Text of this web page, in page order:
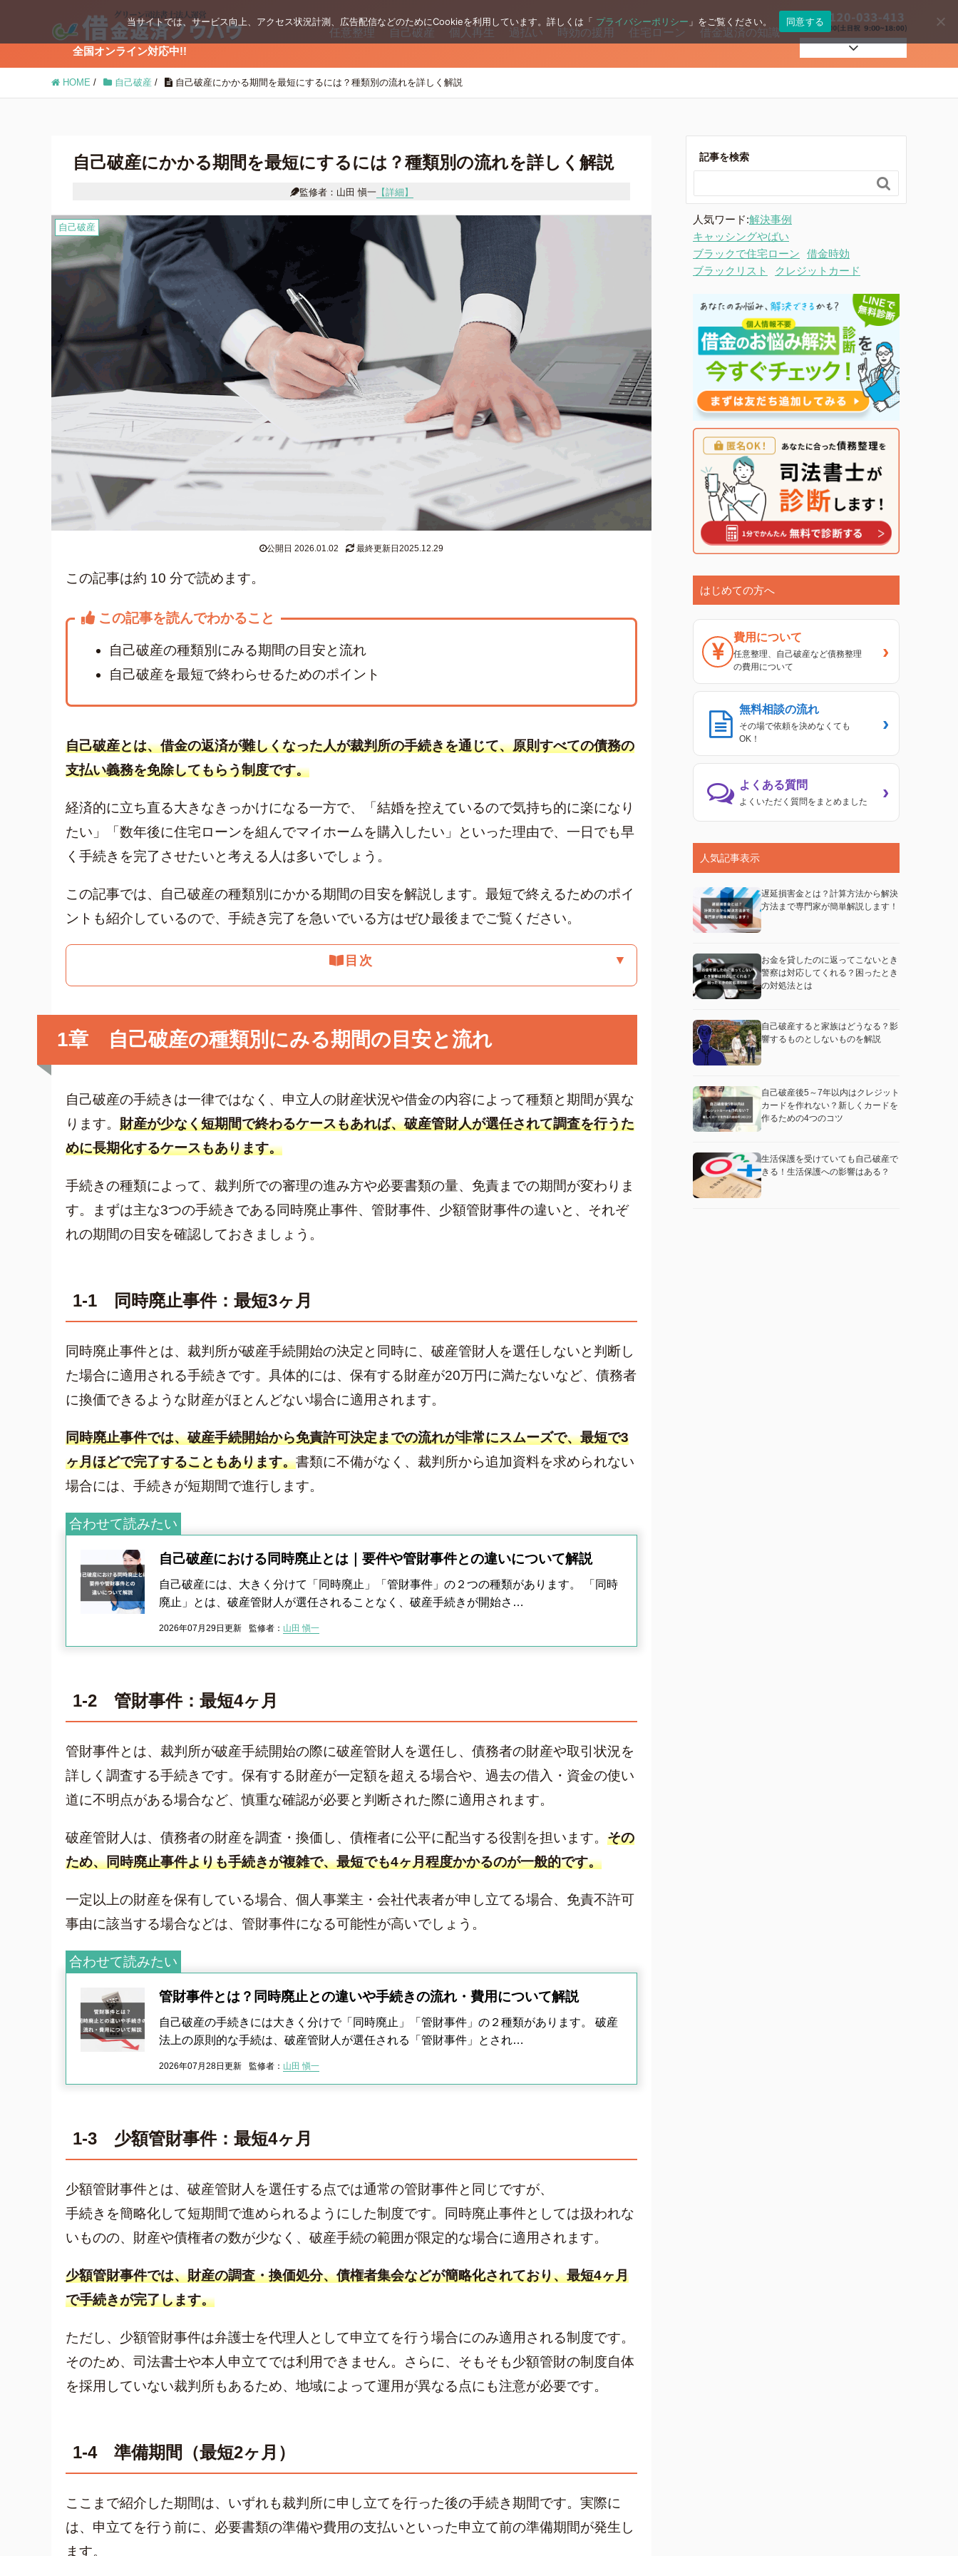
全国オンライン対応中!!
任意整理 自己破産 個人再生 過払い 時効の援用 住宅ローン 借金返済の知識
ブログコンテンツ
個人再生 過払い
時効の援用 住宅ローン
借金返済の知識
キャッシングやばい
グリーン司法書士法人のご紹介
借金返済の専門スタッフ紹介
費用について
よくあるご質問
借金返済の相談はコチラ
HOME / 自己破産 / 自己破産にかかる期間を最短にするには？種類別の流れを詳しく解説
自己破産にかかる期間を最短にするには？種類別の流れを詳しく解説
監修者：山田 愼一【詳細】
自己破産
公開日 2026.01.02 最終更新日2025.12.29
この記事は約 10 分で読めます。
この記事を読んでわかること
自己破産の種類別にみる期間の目安と流れ
自己破産を最短で終わらせるためのポイント
自己破産とは、借金の返済が難しくなった人が裁判所の手続きを通じて、原則すべての債務の
支払い義務を免除してもらう制度です。
経済的に立ち直る大きなきっかけになる一方で、「結婚を控えているので気持ち的に楽になり
たい」「数年後に住宅ローンを組んでマイホームを購入したい」といった理由で、一日でも早
く手続きを完了させたいと考える人は多いでしょう。
この記事では、自己破産の種類別にかかる期間の目安を解説します。最短で終えるためのポイ
ントも紹介しているので、手続き完了を急いでいる方はぜひ最後までご覧ください。
目次 ▼
1章 自己破産の種類別にみる期間の目安と流れ
自己破産の手続きは一律ではなく、申立人の財産状況や借金の内容によって種類と期間が異な
ります。 財産が少なく短期間で終わるケースもあれば、破産管財人が選任されて調査を行うた
めに長期化するケースもあります。
手続きの種類によって、裁判所での審理の進み方や必要書類の量、免責までの期間が変わりま
す。まずは主な3つの手続きである同時廃止事件、管財事件、少額管財事件の違いと、それぞ
れの期間の目安を確認しておきましょう。
1-1 同時廃止事件：最短3ヶ月
同時廃止事件とは、裁判所が破産手続開始の決定と同時に、破産管財人を選任しないと判断し
た場合に適用される手続きです。具体的には、保有する財産が20万円に満たないなど、債務者
に換価できるような財産がほとんどない場合に適用されます。
同時廃止事件では、破産手続開始から免責許可決定までの流れが非常にスムーズで、最短で3
ヶ月ほどで完了することもあります。書類に不備がなく、裁判所から追加資料を求められない
場合には、手続きが短期間で進行します。
合わせて読みたい
自己破産における同時廃止とは｜要件や管財事件との違いについて解説
自己破産には、大きく分けて「同時廃止」「管財事件」の２つの種類があります。 「同時
廃止」とは、破産管財人が選任されることなく、破産手続きが開始さ…
2026年07月29日更新 監修者： 山田 愼一
1-2 管財事件：最短4ヶ月
管財事件とは、裁判所が破産手続開始の際に破産管財人を選任し、債務者の財産や取引状況を
詳しく調査する手続きです。保有する財産が一定額を超える場合や、過去の借入・資金の使い
道に不明点がある場合など、慎重な確認が必要と判断された際に適用されます。
破産管財人は、債務者の財産を調査・換価し、債権者に公平に配当する役割を担います。 その
ため、同時廃止事件よりも手続きが複雑で、最短でも4ヶ月程度かかるのが一般的です。
一定以上の財産を保有している場合、個人事業主・会社代表者が申し立てる場合、免責不許可
事由に該当する場合などは、管財事件になる可能性が高いでしょう。
合わせて読みたい
管財事件とは？同時廃止との違いや手続きの流れ・費用について解説
自己破産の手続きには大きく分けで「同時廃止」「管財事件」の２種類があります。 破産
法上の原則的な手続は、破産管財人が選任される「管財事件」とされ…
2026年07月28日更新 監修者： 山田 愼一
1-3 少額管財事件：最短4ヶ月
少額管財事件とは、破産管財人を選任する点では通常の管財事件と同じですが、
手続きを簡略化して短期間で進められるようにした制度です。同時廃止事件としては扱われな
いものの、財産や債権者の数が少なく、破産手続の範囲が限定的な場合に適用されます。
少額管財事件では、財産の調査・換価処分、債権者集会などが簡略化されており、最短4ヶ月
で手続きが完了します。
ただし、少額管財事件は弁護士を代理人として申立てを行う場合にのみ適用される制度です。
そのため、司法書士や本人申立てでは利用できません。さらに、そもそも少額管財の制度自体
を採用していない裁判所もあるため、地域によって運用が異なる点にも注意が必要です。
1-4 準備期間（最短2ヶ月）
ここまで紹介した期間は、いずれも裁判所に申し立てを行った後の手続き期間です。実際に
は、申立てを行う前に、必要書類の準備や費用の支払いといった申立て前の準備期間が発生し
ます。
記事を検索

人気ワード:解決事例
キャッシングやばい
ブラックで住宅ローン
借金時効
ブラックリスト
クレジットカード
はじめての方へ
費用について
任意整理、自己破産など債務整理
の費用について
›
無料相談の流れ
その場で依頼を決めなくても
OK！
›
よくある質問
よくいただく質問をまとめました ›
人気記事表示
遅延損害金とは？計算方法から解決
方法まで専門家が簡単解説します！
お金を貸したのに返ってこないとき
警察は対応してくれる？困ったとき
の対処法とは
自己破産すると家族はどうなる？影
響するものとしないものを解説
自己破産後5～7年以内はクレジット
カードを作れない？新しくカードを
作るための4つのコツ
生活保護を受けていても自己破産で
きる！生活保護への影響はある？
当サイトでは、サービス向上、アクセス状況計測、広告配信などのためにCookieを利用しています。詳しくは「 プライバシーポリシー 」をご覧ください。 同意する